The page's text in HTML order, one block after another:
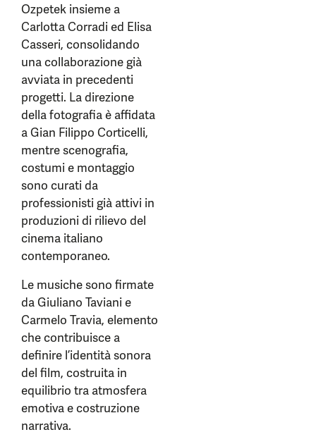
Ozpetek insieme a
Carlotta Corradi ed Elisa
Casseri, consolidando
una collaborazione già
avviata in precedenti
progetti. La direzione
della fotografia è affidata
a Gian Filippo Corticelli,
mentre scenografia,
costumi e montaggio
sono curati da
professionisti già attivi in
produzioni di rilievo del
cinema italiano
contemporaneo.
Le musiche sono firmate
da Giuliano Taviani e
Carmelo Travia, elemento
che contribuisce a
definire l’identità sonora
del film, costruita in
equilibrio tra atmosfera
emotiva e costruzione
narrativa.